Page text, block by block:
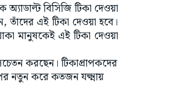
অ্যাডাল্ট বিসিজি টিকা দেওয়া
তাঁদের এই টিকা দেওয়া হবে।
মানুষকেই এই টিকা দেওয়া
করছেন। টিকাপ্রাপকদের
নতুন করে কতজন যক্ষ্মায়